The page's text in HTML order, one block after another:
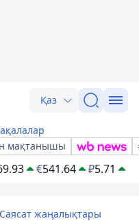
Қаз
мақтанышы
€541.64 ₽5.71
Саясат жаңалықтары